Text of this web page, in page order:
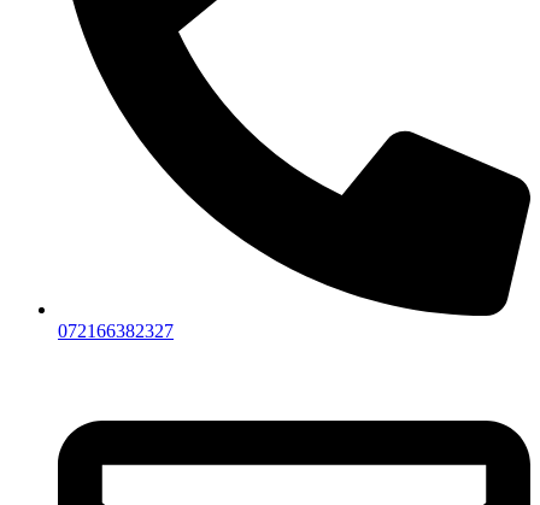
072166382327